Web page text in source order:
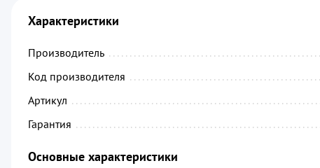
Характеристики
Производитель
Код производителя
Артикул
Гарантия
Основные характеристики